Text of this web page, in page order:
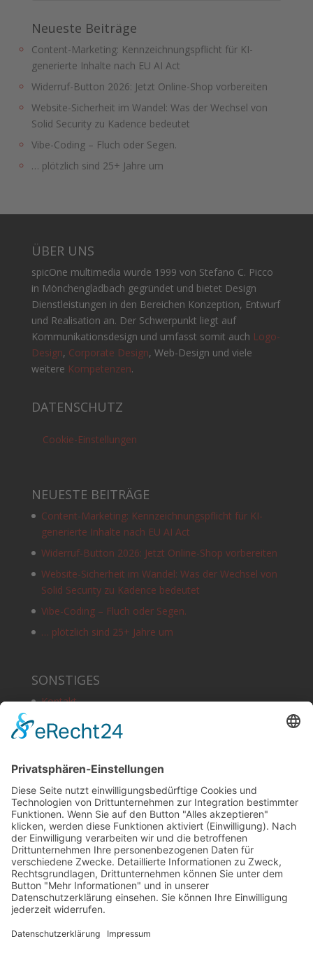
Neueste Beiträge
Content-Marketing: Kennzeichnungspflicht für KI-
generierte Inhalte nach EU AI Act
Widerruf-Button 2026: Jetzt Online-Shop vorbereiten
Website-Sicherheit im Wandel: Was der Wechsel von
Solid Security zu Kadence bedeutet
Vibe-Coding – Fluch oder Segen.
… plötzlich sind 25+ Jahre um
ÜBER UNS
spicOne multimedia wurde 1999 von Stefano C. Picco
in Mönchengladbach gegründet und bietet Design
Dienstleistungen in den Bereichen Konzeption, Entwurf
und Realisation an. Der Schwerpunkt liegt auf
Kommunikationsdesign und umfasst somit auch Logo-
Design, Corporate Design, Web-Design und viele
weitere Kompetenzen.
DATENSCHUTZ
Cookie-Einstellungen
NEUESTE BEITRÄGE
Content-Marketing: Kennzeichnungspflicht für KI-
generierte Inhalte nach EU AI Act
Widerruf-Button 2026: Jetzt Online-Shop vorbereiten
Website-Sicherheit im Wandel: Was der Wechsel von
Solid Security zu Kadence bedeutet
Vibe-Coding – Fluch oder Segen.
… plötzlich sind 25+ Jahre um
SONSTIGES
Kontakt
Schlagworte
Impressum
Datenschutz
Copyright
HOSTING